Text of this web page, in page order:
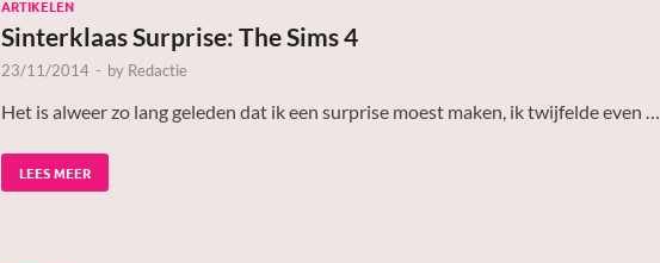
ARTIKELEN
Sinterklaas Surprise: The Sims 4
23/11/2014 - by Redactie
Het is alweer zo lang geleden dat ik een surprise moest maken, ik twijfelde even …
LEES MEER